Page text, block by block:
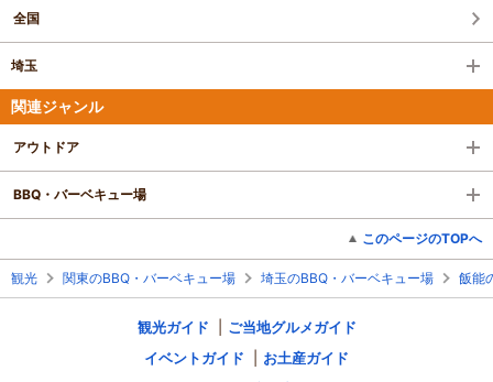
全国
埼玉
関連ジャンル
アウトドア
BBQ・バーベキュー場
このページのTOPへ
観光 関東のBBQ・バーベキュー場 埼玉のBBQ・バーベキュー場 飯能
観光ガイド
ご当地グルメガイド
イベントガイド
お土産ガイド